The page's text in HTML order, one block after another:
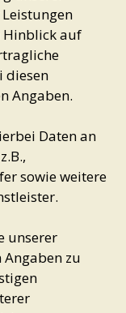
Hinblick auf
diesen
Angaben.
Daten an
sowie weitere
unserer
zu